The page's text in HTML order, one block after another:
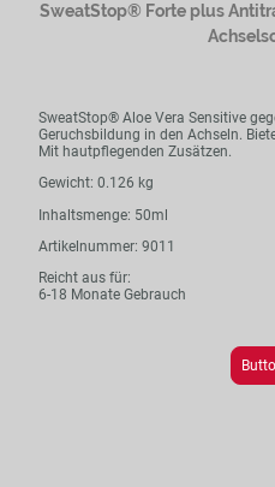
SweatStop® Forte plus
SweatStop® Aloe Vera Sensitive
Geruchsbildung in den Achseln.
Mit hautpflegenden Zusätzen.
Gewicht: 0.126 kg
Inhaltsmenge: 50ml
Artikelnummer: 9011
Reicht aus für:
6-18 Monate Gebrauch